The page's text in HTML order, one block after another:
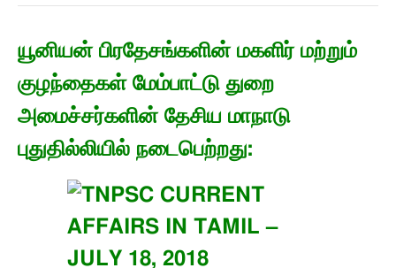
யூனியன் பிரதேசங்களின் மகளிர் மற்றும்
குழந்தைகள் மேம்பாட்டு துறை
அமைச்சர்களின் தேசிய மாநாடு
புதுதில்லியில் நடைபெற்றது: